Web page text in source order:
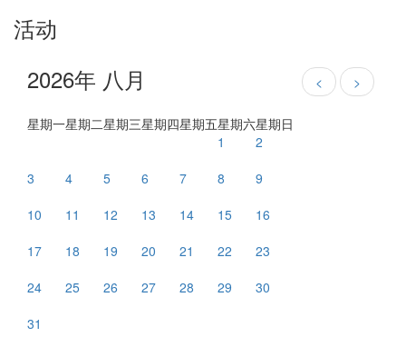
活动
2026年 八月
< >
星期一星期二星期三星期四星期五星期六星期日
1
2
3
4 5 6 7 8
9
10
11 12 13 14 15
16
17
18 19 20 21 22
23
24
25 26 27 28 29
30
31